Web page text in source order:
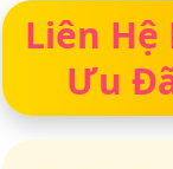
Liên
Ưu